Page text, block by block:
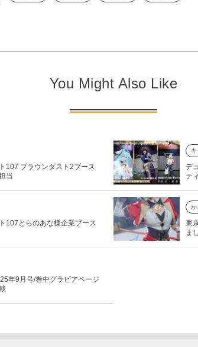
You Might Also Like
107 ブラウンダスト2ブース
当
デ
テ
107とらのあな様企業ブース
か
東
ま
年9月号/巻中グラビアページ